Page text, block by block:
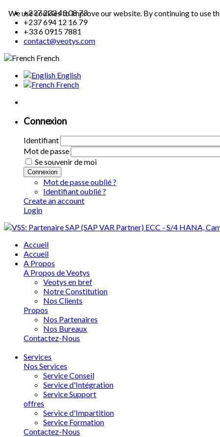
+237 233 43 08 73
+237 694 12 16 79
+33 6 0915 7881
contact@veotys.com
French
English
French
Connexion
Identifiant
Mot de passe
Se souvenir de moi
Connexion
Mot de passe oublié ?
Identifiant oublié ?
Create an account
Login
Accueil
Accueil
A Propos
A Propos de Veotys
Veotys en bref
Notre Constitution
Nos Clients
Propos
Nos Partenaires
Nos Bureaux
Contactez-Nous
Services
Nos Services
Service Conseil
Service d'Intégration
Service Support
offres
Service d'Impartition
Service Formation
Contactez-Nous
We use cookies to improve our website. By continuing to use